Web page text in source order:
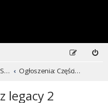
Kupię/Sprzedam Subaru i nie tylko... Ogłoszenia: Części i inne
legacy 2